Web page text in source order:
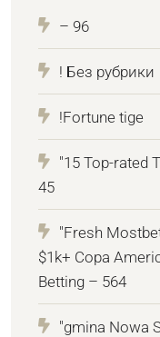
– 96
! Без рубрики
!Fortune tige
"15 Top-rated
45
"Fresh
$1k+ Copa
Betting – 564
"gmina Nowa